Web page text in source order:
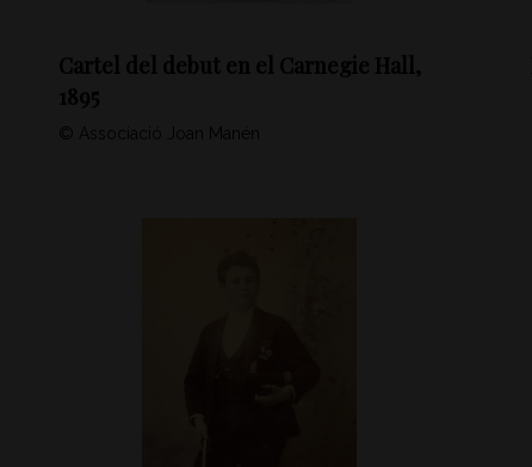
Cartel del debut en el Carnegie Hall,
1895
© Associació Joan Manén